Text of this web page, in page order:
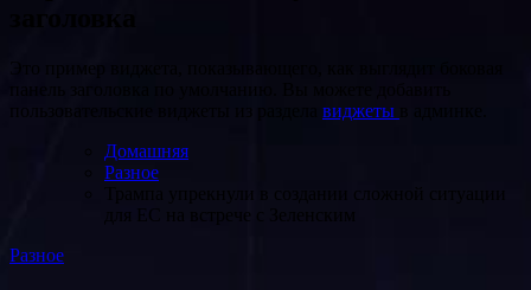
заголовка
Это пример виджета, показывающего, как выглядит боковая
виджеты
Домашняя
Разное
Трампа упрекнули в создании сложной ситуации
для ЕС на встрече с Зеленским
Разное